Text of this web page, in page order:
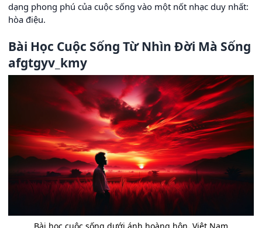
dạng phong phú của cuộc sống vào một nốt nhạc duy nhất:
hòa điệu.
Bài Học Cuộc Sống Từ Nhìn Đời Mà Sống
afgtgyv_kmy